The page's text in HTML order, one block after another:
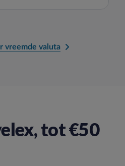
vreemde valuta
tot €50